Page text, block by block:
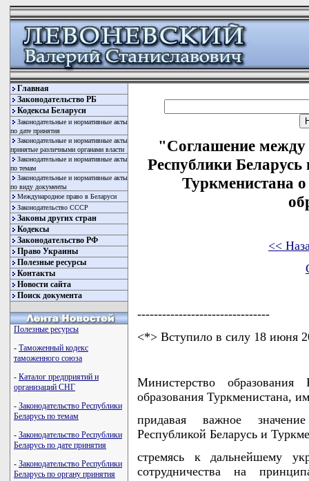
Главная
Законодательство РБ
Кодексы Беларуси
Законодательные и нормативные акты
по дате принятия
Законодательные и нормативные акты
принятые различными органами власти
Законодательные и нормативные акты
по темам
Законодательные и нормативные акты
по виду документы
Международное право в Беларуси
Законодательство СССР
Законы других стран
Кодексы
Законодательство РФ
Право Украины
Полезные ресурсы
Контакты
Новости сайта
Поиск документа
Полезные ресурсы
- Таможенный кодекс
таможенного союза
- Каталог предприятий и
организаций СНГ
- Законодательство Республики
Беларусь по темам
- Законодательство Республики
Беларусь по дате принятия
- Законодательство Республики
Беларусь по органу принятия
"Соглашение между
Республики
Туркменистана о
<<
--------------------------------
<*> Вступило в силу 18 июня
Министерство
образования Туркменистана,
придавая важное
Республикой Беларусь и
стремясь к дальнейшему
сотрудничества на